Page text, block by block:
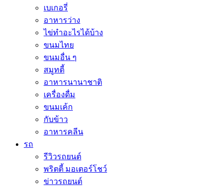
เบเกอรี่
อาหารว่าง
ไข่ทำอะไรได้บ้าง
ขนมไทย
ขนมอื่น ๆ
สมูทตี้
อาหารนานาชาติ
เครื่องดื่ม
ขนมเค้ก
กับข้าว
อาหารคลีน
รถ
รีวิวรถยนต์
พริตตี้ มอเตอร์โชว์
ข่าวรถยนต์